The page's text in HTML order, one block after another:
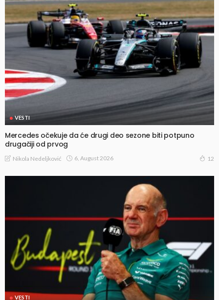
VESTI
Mercedes očekuje da će drugi deo sezone biti potpuno
drugačiji od prvog
Nikola Nedeljković 6, August 2026 12
VESTI